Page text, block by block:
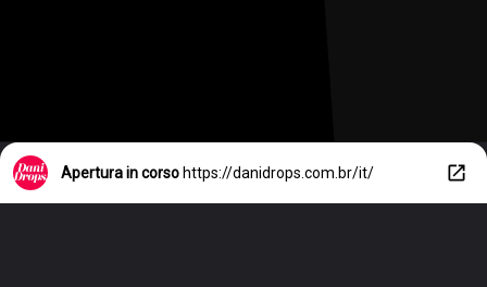
Apertura in corso https://danidrops.com.br/it/